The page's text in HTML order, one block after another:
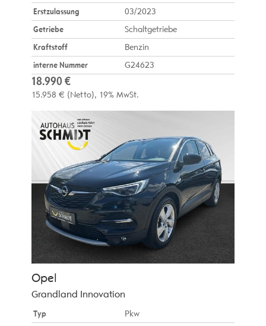
Erstzulassung
03/2023
Getriebe
Schaltgetriebe
Kraftstoff
Benzin
interne Nummer
G24623
18.990 €
15.958 € (Netto) 19% MwSt.
Opel
Grandland Innovation
Typ
Pkw